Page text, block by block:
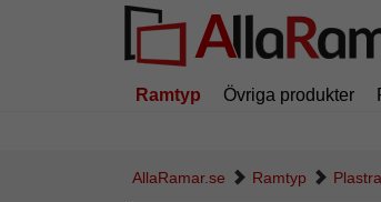
Ramtyp Övriga produkter
AllaRamar.se Ramtyp